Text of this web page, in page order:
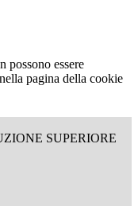
possono essere
pagina della cookie
SUPERIORE